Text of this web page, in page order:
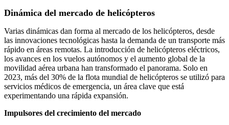
Dinámica del mercado de helicópteros
Varias dinámicas dan forma al mercado de los helicópteros, desde
las innovaciones tecnológicas hasta la demanda de un transporte más
rápido en áreas remotas. La introducción de helicópteros eléctricos,
los avances en los vuelos autónomos y el aumento global de la
movilidad aérea urbana han transformado el panorama. Solo en
2023, más del 30% de la flota mundial de helicópteros se utilizó para
servicios médicos de emergencia, un área clave que está
experimentando una rápida expansión.
Impulsores del crecimiento del mercado